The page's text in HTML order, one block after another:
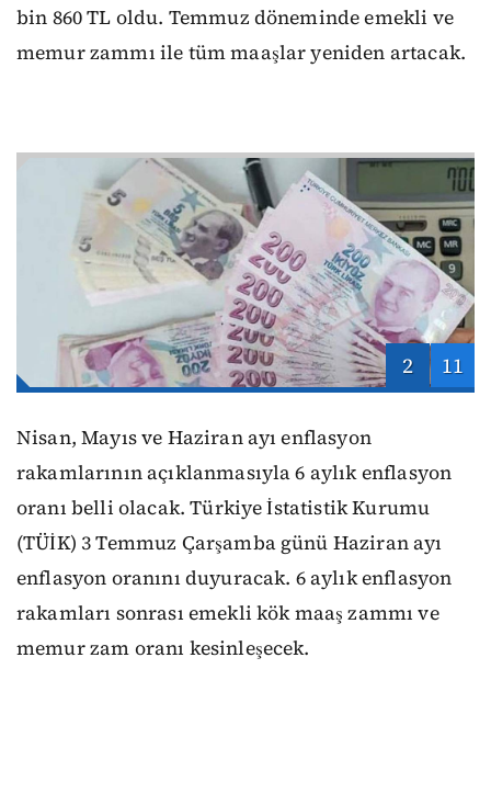
bin 860 TL oldu. Temmuz döneminde emekli ve
memur zammı ile tüm maaşlar yeniden artacak.
2 11
Nisan, Mayıs ve Haziran ayı enflasyon
rakamlarının açıklanmasıyla 6 aylık enflasyon
oranı belli olacak. Türkiye İstatistik Kurumu
(TÜİK) 3 Temmuz Çarşamba günü Haziran ayı
enflasyon oranını duyuracak. 6 aylık enflasyon
rakamları sonrası emekli kök maaş zammı ve
memur zam oranı kesinleşecek.